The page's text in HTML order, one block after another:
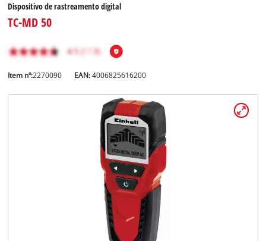
Dispositivo de rastreamento digital
TC-MD 50
Item nº:2270090 EAN:4006825616200